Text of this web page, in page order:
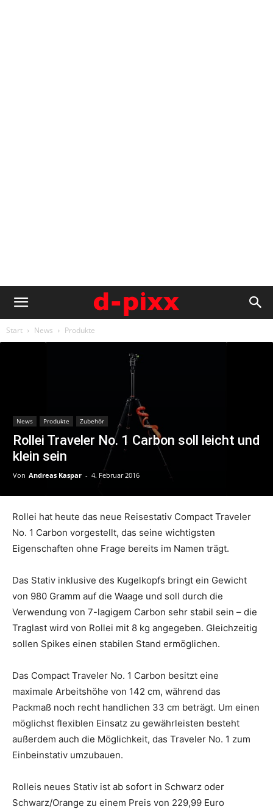
Start News Produkte
News Produkte Zubehör
Rollei Traveler No. 1 Carbon soll leicht und
klein sein
Von Andreas Kaspar - 4. Februar 2016
Rollei hat heute das neue Reisestativ Compact Traveler
No. 1 Carbon vorgestellt, das seine wichtigsten
Eigenschaften ohne Frage bereits im Namen trägt.
Das Stativ inklusive des Kugelkopfs bringt ein Gewicht
von 980 Gramm auf die Waage und soll durch die
Verwendung von 7-lagigem Carbon sehr stabil sein – die
Traglast wird von Rollei mit 8 kg angegeben. Gleichzeitig
sollen Spikes einen stabilen Stand ermöglichen.
Das Compact Traveler No. 1 Carbon besitzt eine
maximale Arbeitshöhe von 142 cm, während das
Packmaß noch recht handlichen 33 cm beträgt. Um einen
möglichst flexiblen Einsatz zu gewährleisten besteht
außerdem auch die Möglichkeit, das Traveler No. 1 zum
Einbeinstativ umzubauen.
Rolleis neues Stativ ist ab sofort in Schwarz oder
Schwarz/Orange zu einem Preis von 229,99 Euro